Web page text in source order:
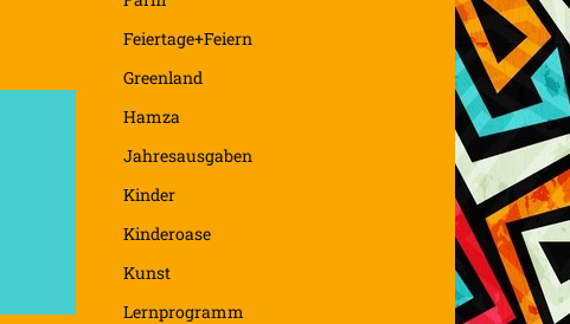
Feiertage+Feiern
Greenland
Hamza
Jahresausgaben
Kinder
Kinderoase
Kunst
Lernprogramm